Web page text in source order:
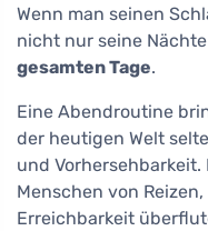
Wenn man seinen
nicht nur seine
gesamten Tage.
Eine Abendroutine
der heutigen Welt
und
Menschen von
Erreichbarkeit